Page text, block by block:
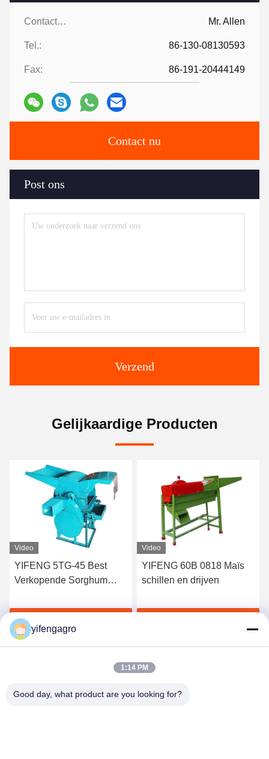
Contacten: Mr. Allen
Tel.: 86-130-08130593
Fax: 86-191-20444149
Contact nu
Post ons
Verzend
Gelijkaardige Producten
Video
YIFENG 5TG-45 Best
Verkopende Sorghum
Kwaliteit
Video
YIFENG 60B 0818 Maïs
schillen en drijven
yifengagro
1:14 PM
Good day, what product are you looking for?